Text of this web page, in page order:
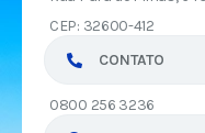
CEP: 32600-412
CONTATO
0800 256 3236